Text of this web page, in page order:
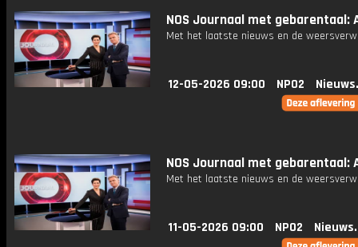
NOS Journaal met gebarentaal:
Met het laatste nieuws en de
12-05-2026 09:00 NPO2
NOS Journaal met gebarentaal:
Met het laatste nieuws en de
11-05-2026 09:00 NPO2